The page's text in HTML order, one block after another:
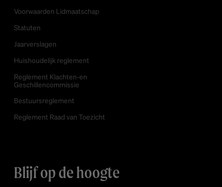
Voorwaarden Lidmaatschap
Statuten
Jaarverslagen
Huishoudelijk reglement
Reglement Klachten-en
Geschillencommissie
Bestuursreglement
Reglement Raad van Toezicht
Blijf op de hoogte